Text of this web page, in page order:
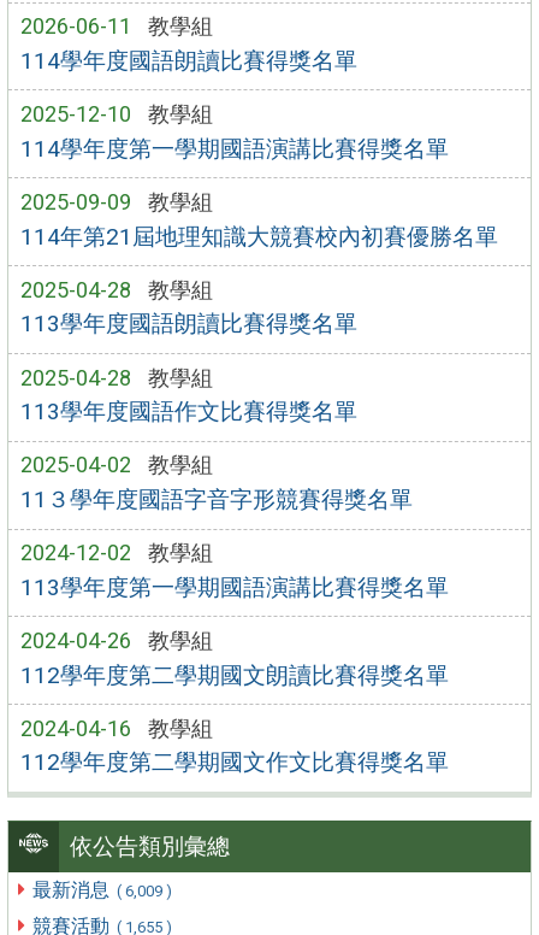
2026-06-11 教學組
114學年度國語朗讀比賽得獎名單
2025-12-10 教學組
114學年度第一學期國語演講比賽得獎名單
2025-09-09 教學組
114年第21屆地理知識大競賽校內初賽優勝名單
2025-04-28 教學組
113學年度國語朗讀比賽得獎名單
2025-04-28 教學組
113學年度國語作文比賽得獎名單
2025-04-02 教學組
11３學年度國語字音字形競賽得獎名單
2024-12-02 教學組
113學年度第一學期國語演講比賽得獎名單
2024-04-26 教學組
112學年度第二學期國文朗讀比賽得獎名單
2024-04-16 教學組
112學年度第二學期國文作文比賽得獎名單
依公告類別彙總
最新消息 ( 6,009 )
競賽活動 ( 1,655 )